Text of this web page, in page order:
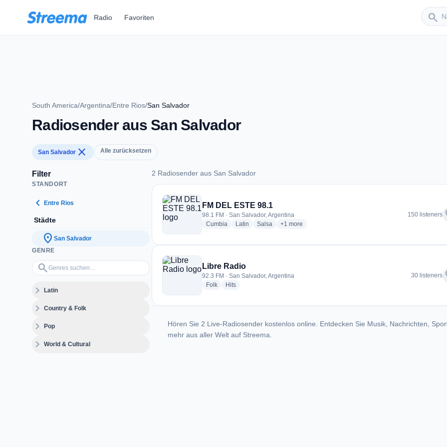
Radio Favoriten search
Sender
South America/Argentina/Entre Rios/San Salvador
Radiosender aus San Salvador
San Salvador close Alle zurücksetzen
Filter
STANDORT
chevron_left Entre Rios
Städte
location_on San Salvador
GENRE
search
Genres suchen…
expand_moreLatin
expand_moreCountry & Folk
expand_morePop
expand_moreWorld & Cultural
2 Radiosender aus San Salvador
2 Radiosender aus San Salvador
FM DEL ESTE 98.1
98.1 FM · San Salvador, Argentina
Cumbia radio stations
Latin radio stations
Salsa radio stations
+1 more genres for FM DEL ESTE 98.1
more
150 listeners
Libre Radio
92.3 FM · San Salvador, Argentina
Folkradio stations
Hitsradio stations
30 listeners
Hören Sie 2 Live-Radiosender kostenlos online. Entdecken Sie Musik, Nachrichten,
mehr aus aller Welt auf Streema.